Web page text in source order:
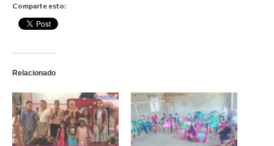
Comparte esto:
Relacionado